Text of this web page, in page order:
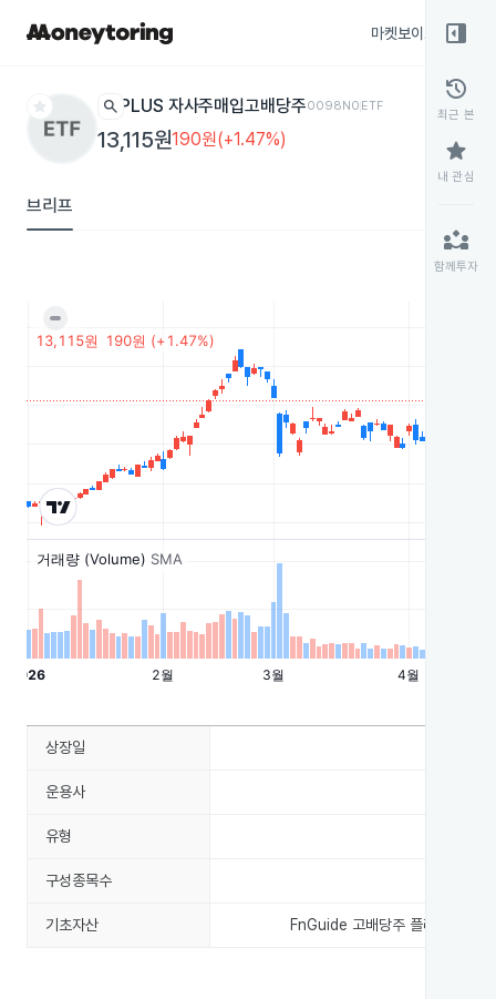
마켓보이스
star search PLUS 자사주매입고배당주0098N0ETF
13,115원190원(+1.47%)
브리프
right_panel_open
history
최근 본
star
내 관심
partner_exchange
함께투자